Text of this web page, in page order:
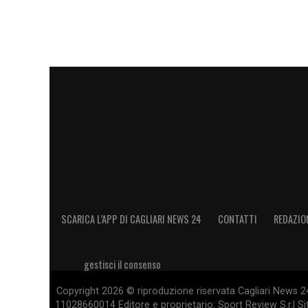
SCARICA L’APP DI CAGLIARI NEWS 24 CONTATTI
gestisci il consenso
Copyright 2026 © riproduzione riservata Cagliari News
11028660014 Editore e proprietario: Sport Review S.r.l